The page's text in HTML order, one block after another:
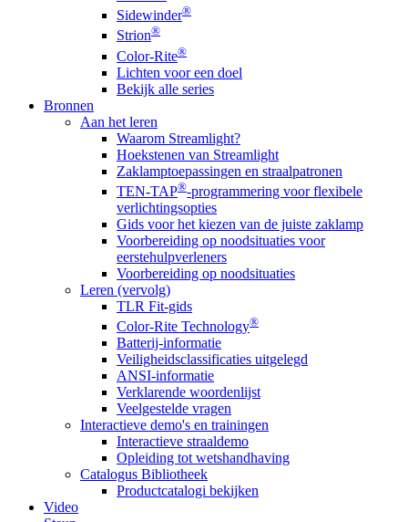
Sidewinder®
Strion®
Color-Rite®
Lichten voor een doel
Bekijk alle series
Bronnen
Aan het leren
Waarom Streamlight?
Hoekstenen van Streamlight
Zaklamptoepassingen en straalpatronen
TEN-TAP®-programmering voor flexibele
verlichtingsopties
Gids voor het kiezen van de juiste zaklamp
Voorbereiding op noodsituaties voor
eerstehulpverleners
Voorbereiding op noodsituaties
Leren (vervolg)
TLR Fit-gids
Color-Rite Technology®
Batterij-informatie
Veiligheidsclassificaties uitgelegd
ANSI-informatie
Verklarende woordenlijst
Veelgestelde vragen
Interactieve demo's en trainingen
Interactieve straaldemo
Opleiding tot wetshandhaving
Catalogus Bibliotheek
Productcatalogi bekijken
Video